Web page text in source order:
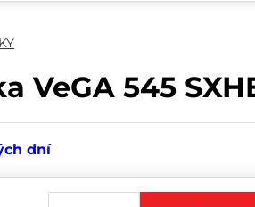
VeGA 545
dní